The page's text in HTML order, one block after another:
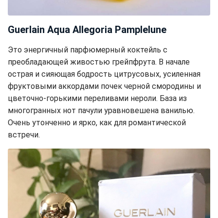
Guerlain Aqua Allegoria Pamplelune
Это энергичный парфюмерный коктейль с
преобладающей живостью грейпфрута. В начале
острая и сияющая бодрость цитрусовых, усиленная
фруктовыми аккордами почек черной смородины и
цветочно-горькими переливами нероли. База из
многогранных нот пачули уравновешена ванилью.
Очень утонченно и ярко, как для романтической
встречи.